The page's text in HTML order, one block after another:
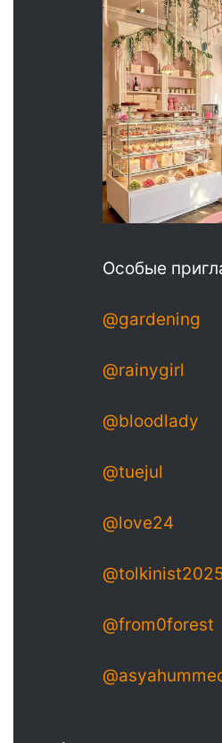
Особые
@gardening
@rainygirl
@bloodlady
@tuejul
@love24
@from0forest